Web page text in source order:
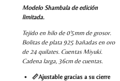
Modelo Shambala de edición
limitada.
Tejido en hilo de 0'5mm de grosor.
Bolitas de plata 925 bañadas en oro
de 24 quilates. Cuentas Miyuki.
Cadena larga, 36cm de cuentas.
📏Ajustable gracias a su cierre